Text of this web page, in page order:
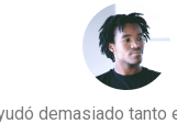
demasiado tanto